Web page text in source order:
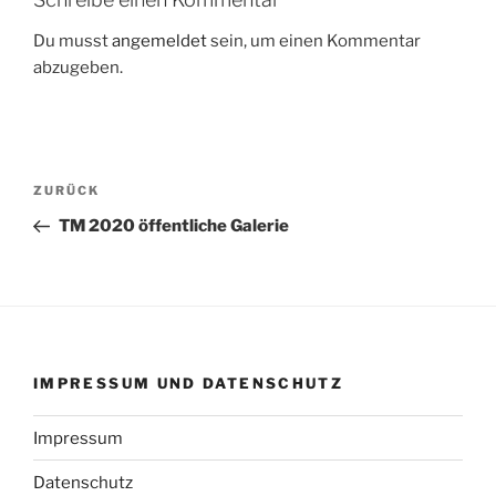
Du musstangemeldetsein, um einen Kommentar
abzugeben.
Beitragsnavigation
Vorheriger
Beitrag
ZURÜCK
TM 2020 öffentliche Galerie
IMPRESSUM UND DATENSCHUTZ
Impressum
Datenschutz